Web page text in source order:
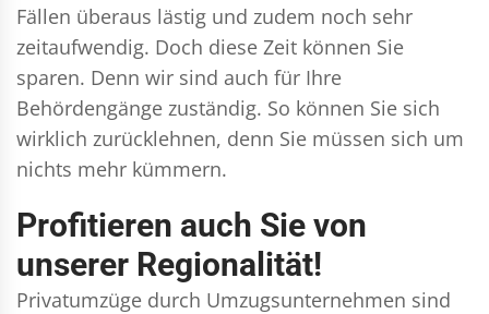
Fällen überaus lästig und zudem noch sehr
zeitaufwendig. Doch diese Zeit können Sie
sparen. Denn wir sind auch für Ihre
Behördengänge zuständig. So können Sie sich
wirklich zurücklehnen, denn Sie müssen sich um
nichts mehr kümmern.
Profitieren auch Sie von
unserer Regionalität!
Privatumzüge durch Umzugsunternehmen sind